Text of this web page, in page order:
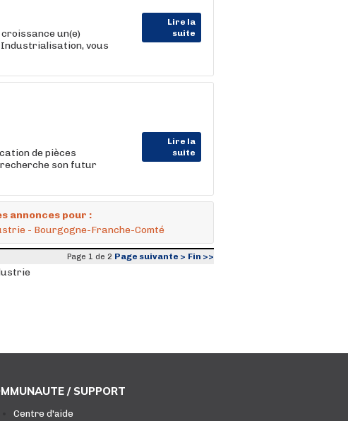
Lire la
suite
croissance un(e)
Industrialisation, vous
Lire la
suite
de pièces
son futur
annonces pour :
- Bourgogne-Franche-Comté
Page 1 de 2 Page suivante > Fin >>
/ SUPPORT
Centre d'aide